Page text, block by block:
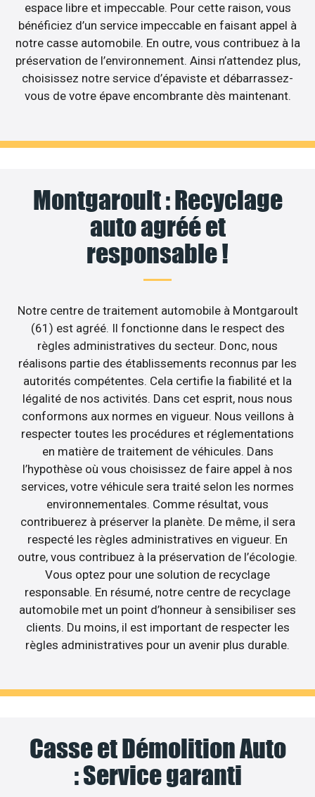
espace libre et impeccable. Pour cette raison, vous
bénéficiez d’un service impeccable en faisant appel à
notre casse automobile. En outre, vous contribuez à la
préservation de l’environnement. Ainsi n’attendez plus,
choisissez notre service d’épaviste et débarrassez-
vous de votre épave encombrante dès maintenant.
Montgaroult : Recyclage
auto agréé et
responsable !
Notre centre de traitement automobile à Montgaroult
(61) est agréé. Il fonctionne dans le respect des
règles administratives du secteur. Donc, nous
réalisons partie des établissements reconnus par les
autorités compétentes. Cela certifie la fiabilité et la
légalité de nos activités. Dans cet esprit, nous nous
conformons aux normes en vigueur. Nous veillons à
respecter toutes les procédures et réglementations
en matière de traitement de véhicules. Dans
l’hypothèse où vous choisissez de faire appel à nos
services, votre véhicule sera traité selon les normes
environnementales. Comme résultat, vous
contribuerez à préserver la planète. De même, il sera
respecté les règles administratives en vigueur. En
outre, vous contribuez à la préservation de l’écologie.
Vous optez pour une solution de recyclage
responsable. En résumé, notre centre de recyclage
automobile met un point d’honneur à sensibiliser ses
clients. Du moins, il est important de respecter les
règles administratives pour un avenir plus durable.
Casse et Démolition Auto
: Service garanti